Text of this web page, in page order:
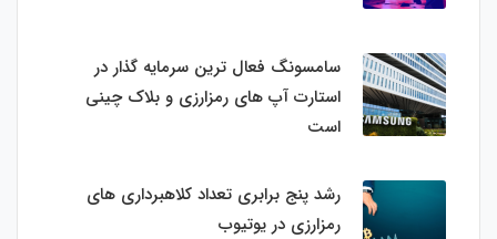
سامسونگ فعال‌ ترین سرمایه‌ گذار در
استارت‌ آپ‌ های رمزارزی و بلاک چینی
است
رشد پنج برابری تعداد کلاهبرداری های
رمزارزی در یوتیوب